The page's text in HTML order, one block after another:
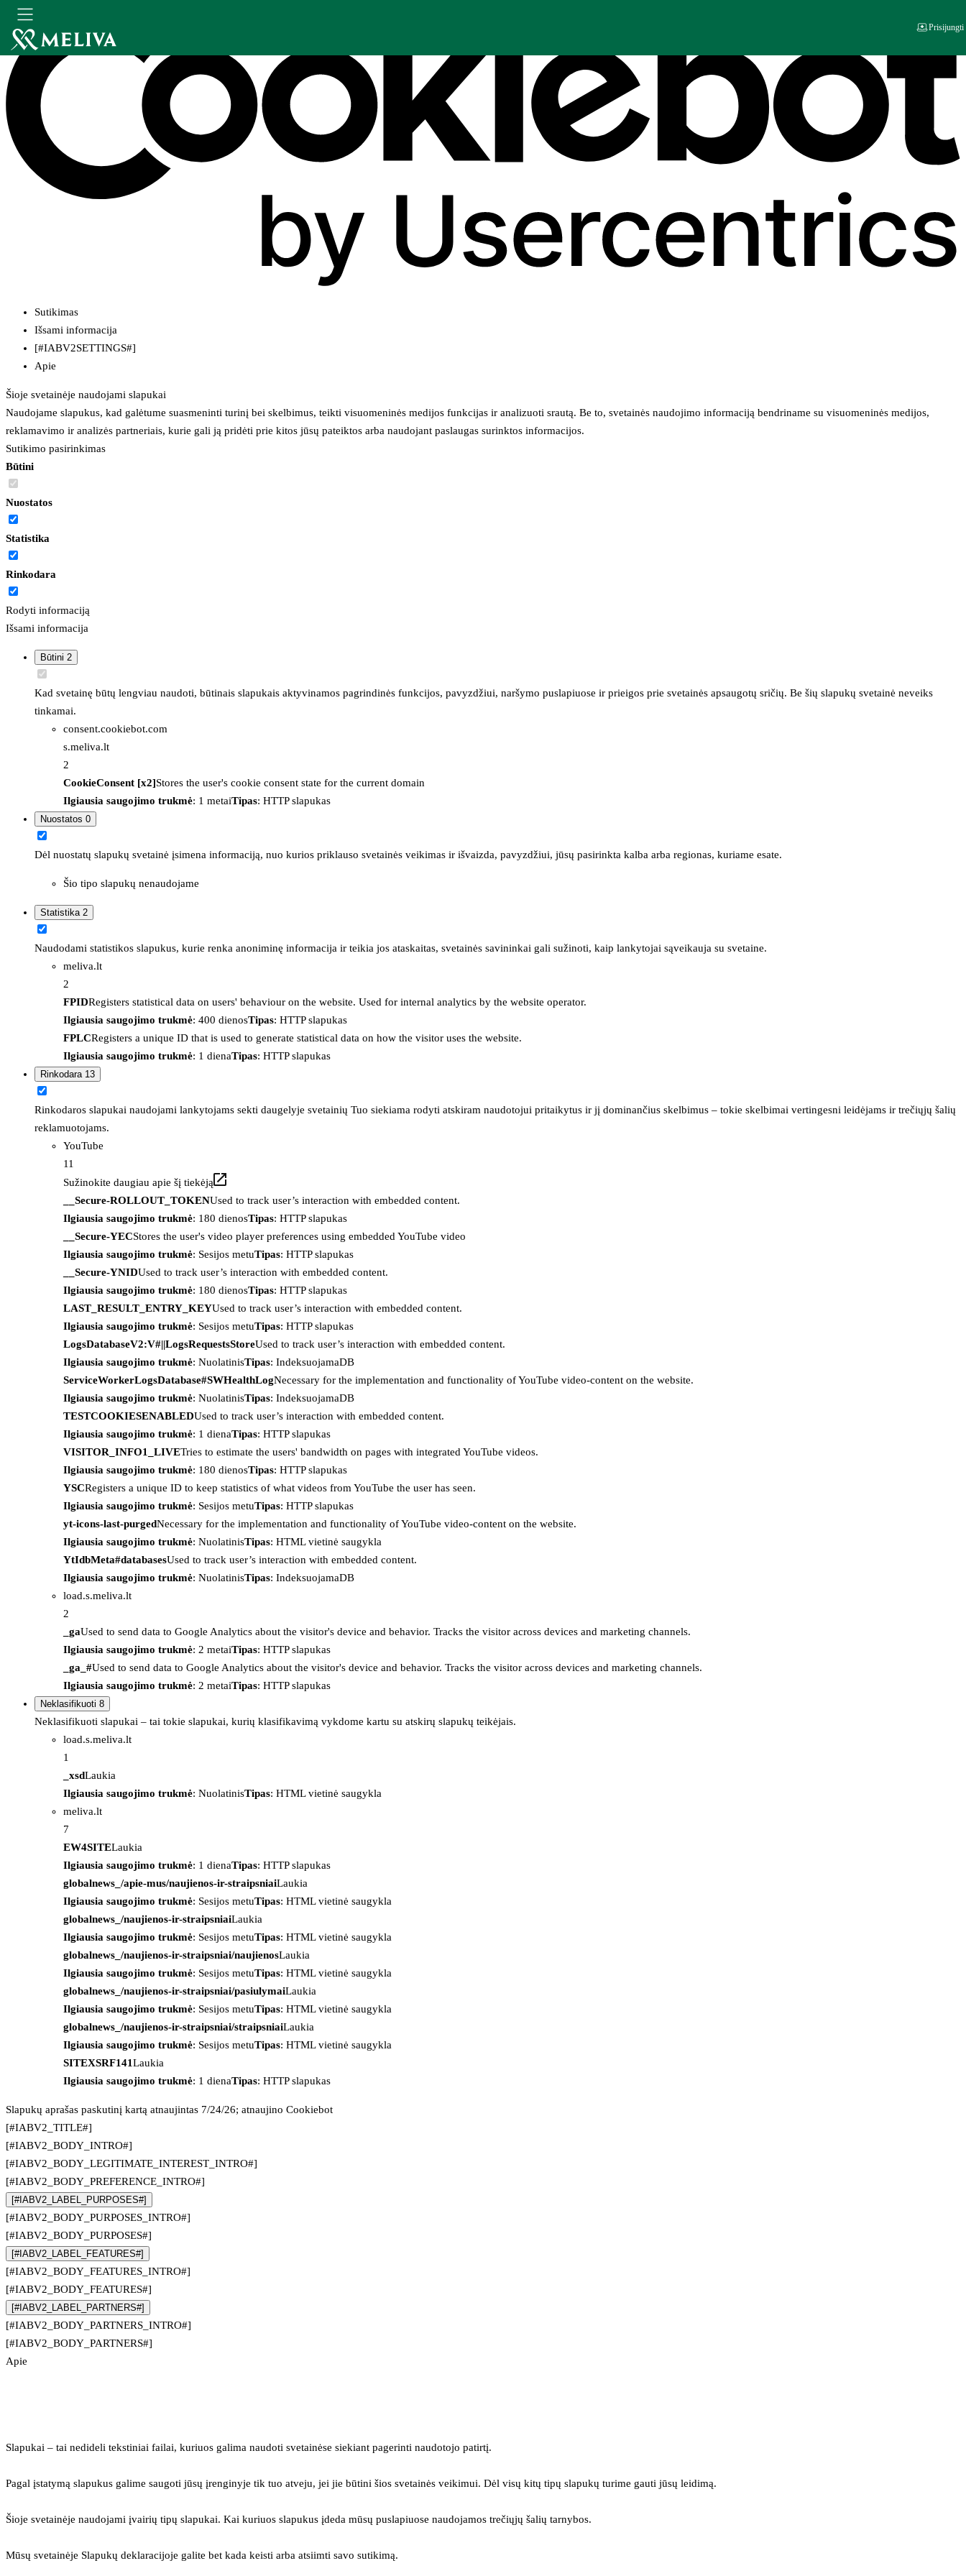
Sutikimas
Išsami informacija
[#IABV2SETTINGS#]
Apie
Šioje svetainėje naudojami slapukai
Naudojame slapukus, kad galėtume suasmeninti turinį bei skelbimus, teikti visuomeninės medijos funkcijas ir analizuoti srautą. Be to, svetainės naudojimo informaciją bendriname su visuomeninės medijos,
reklamavimo ir analizės partneriais, kurie gali ją pridėti prie kitos jūsų pateiktos arba naudojant paslaugas surinktos informacijos.
Sutikimo pasirinkimas
Būtini
Nuostatos
Statistika
Rinkodara
Rodyti informaciją
Išsami informacija
Būtini 2
Kad svetainę būtų lengviau naudoti, būtinais slapukais aktyvinamos pagrindinės funkcijos, pavyzdžiui, naršymo puslapiuose ir prieigos prie svetainės apsaugotų sričių. Be šių slapukų svetainė neveiks
tinkamai.
consent.cookiebot.com
s.meliva.lt
2
CookieConsent [x2]Stores the user's cookie consent state for the current domain
Ilgiausia saugojimo trukmė: 1 metaiTipas: HTTP slapukas
Nuostatos 0
Dėl nuostatų slapukų svetainė įsimena informaciją, nuo kurios priklauso svetainės veikimas ir išvaizda, pavyzdžiui, jūsų pasirinkta kalba arba regionas, kuriame esate.
Šio tipo slapukų nenaudojame
Statistika 2
Naudodami statistikos slapukus, kurie renka anoniminę informacija ir teikia jos ataskaitas, svetainės savininkai gali sužinoti, kaip lankytojai sąveikauja su svetaine.
meliva.lt
2
FPIDRegisters statistical data on users' behaviour on the website. Used for internal analytics by the website operator.
Ilgiausia saugojimo trukmė: 400 dienosTipas: HTTP slapukas
FPLCRegisters a unique ID that is used to generate statistical data on how the visitor uses the website.
Ilgiausia saugojimo trukmė: 1 dienaTipas: HTTP slapukas
Rinkodara 13
Rinkodaros slapukai naudojami lankytojams sekti daugelyje svetainių Tuo siekiama rodyti atskiram naudotojui pritaikytus ir jį dominančius skelbimus – tokie skelbimai vertingesni leidėjams ir trečiųjų šalių
reklamuotojams.
YouTube
11
Sužinokite daugiau apie šį tiekėją
__Secure-ROLLOUT_TOKENUsed to track user’s interaction with embedded content.
Ilgiausia saugojimo trukmė: 180 dienosTipas: HTTP slapukas
__Secure-YECStores the user's video player preferences using embedded YouTube video
Ilgiausia saugojimo trukmė: Sesijos metuTipas: HTTP slapukas
__Secure-YNIDUsed to track user’s interaction with embedded content.
Ilgiausia saugojimo trukmė: 180 dienosTipas: HTTP slapukas
LAST_RESULT_ENTRY_KEYUsed to track user’s interaction with embedded content.
Ilgiausia saugojimo trukmė: Sesijos metuTipas: HTTP slapukas
LogsDatabaseV2:V#||LogsRequestsStoreUsed to track user’s interaction with embedded content.
Ilgiausia saugojimo trukmė: NuolatinisTipas: IndeksuojamaDB
ServiceWorkerLogsDatabase#SWHealthLogNecessary for the implementation and functionality of YouTube video-content on the website.
Ilgiausia saugojimo trukmė: NuolatinisTipas: IndeksuojamaDB
TESTCOOKIESENABLEDUsed to track user’s interaction with embedded content.
Ilgiausia saugojimo trukmė: 1 dienaTipas: HTTP slapukas
VISITOR_INFO1_LIVETries to estimate the users' bandwidth on pages with integrated YouTube videos.
Ilgiausia saugojimo trukmė: 180 dienosTipas: HTTP slapukas
YSCRegisters a unique ID to keep statistics of what videos from YouTube the user has seen.
Ilgiausia saugojimo trukmė: Sesijos metuTipas: HTTP slapukas
yt-icons-last-purgedNecessary for the implementation and functionality of YouTube video-content on the website.
Ilgiausia saugojimo trukmė: NuolatinisTipas: HTML vietinė saugykla
YtIdbMeta#databasesUsed to track user’s interaction with embedded content.
Ilgiausia saugojimo trukmė: NuolatinisTipas: IndeksuojamaDB
load.s.meliva.lt
2
_gaUsed to send data to Google Analytics about the visitor's device and behavior. Tracks the visitor across devices and marketing channels.
Ilgiausia saugojimo trukmė: 2 metaiTipas: HTTP slapukas
_ga_#Used to send data to Google Analytics about the visitor's device and behavior. Tracks the visitor across devices and marketing channels.
Ilgiausia saugojimo trukmė: 2 metaiTipas: HTTP slapukas
Neklasifikuoti 8
Neklasifikuoti slapukai – tai tokie slapukai, kurių klasifikavimą vykdome kartu su atskirų slapukų teikėjais.
load.s.meliva.lt
1
_xsdLaukia
Ilgiausia saugojimo trukmė: NuolatinisTipas: HTML vietinė saugykla
meliva.lt
7
EW4SITELaukia
Ilgiausia saugojimo trukmė: 1 dienaTipas: HTTP slapukas
globalnews_/apie-mus/naujienos-ir-straipsniaiLaukia
Ilgiausia saugojimo trukmė: Sesijos metuTipas: HTML vietinė saugykla
globalnews_/naujienos-ir-straipsniaiLaukia
Ilgiausia saugojimo trukmė: Sesijos metuTipas: HTML vietinė saugykla
globalnews_/naujienos-ir-straipsniai/naujienosLaukia
Ilgiausia saugojimo trukmė: Sesijos metuTipas: HTML vietinė saugykla
globalnews_/naujienos-ir-straipsniai/pasiulymaiLaukia
Ilgiausia saugojimo trukmė: Sesijos metuTipas: HTML vietinė saugykla
globalnews_/naujienos-ir-straipsniai/straipsniaiLaukia
Ilgiausia saugojimo trukmė: Sesijos metuTipas: HTML vietinė saugykla
SITEXSRF141Laukia
Ilgiausia saugojimo trukmė: 1 dienaTipas: HTTP slapukas
Slapukų aprašas paskutinį kartą atnaujintas 7/24/26; atnaujino Cookiebot
[#IABV2_TITLE#]
[#IABV2_BODY_INTRO#]
[#IABV2_BODY_LEGITIMATE_INTEREST_INTRO#]
[#IABV2_BODY_PREFERENCE_INTRO#]
[#IABV2_LABEL_PURPOSES#]
[#IABV2_BODY_PURPOSES_INTRO#]
[#IABV2_BODY_PURPOSES#]
[#IABV2_LABEL_FEATURES#]
[#IABV2_BODY_FEATURES_INTRO#]
[#IABV2_BODY_FEATURES#]
[#IABV2_LABEL_PARTNERS#]
[#IABV2_BODY_PARTNERS_INTRO#]
[#IABV2_BODY_PARTNERS#]
Apie
Slapukai – tai nedideli tekstiniai failai, kuriuos galima naudoti svetainėse siekiant pagerinti naudotojo patirtį.
Pagal įstatymą slapukus galime saugoti jūsų įrenginyje tik tuo atveju, jei jie būtini šios svetainės veikimui. Dėl visų kitų tipų slapukų turime gauti jūsų leidimą.
Šioje svetainėje naudojami įvairių tipų slapukai. Kai kuriuos slapukus įdeda mūsų puslapiuose naudojamos trečiųjų šalių tarnybos.
Mūsų svetainėje Slapukų deklaracijoje galite bet kada keisti arba atsiimti savo sutikimą.
Prisijungti